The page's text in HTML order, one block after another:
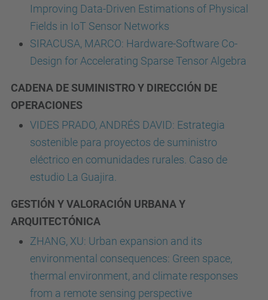
Improving Data-Driven Estimations of Physical
Fields in IoT Sensor Networks
SIRACUSA, MARCO: Hardware-Software Co-
Design for Accelerating Sparse Tensor Algebra
CADENA DE SUMINISTRO Y DIRECCIÓN DE
OPERACIONES
VIDES PRADO, ANDRÉS DAVID: Estrategia
sostenible para proyectos de suministro
eléctrico en comunidades rurales. Caso de
estudio La Guajira.
GESTIÓN Y VALORACIÓN URBANA Y
ARQUITECTÓNICA
ZHANG, XU: Urban expansion and its
environmental consequences: Green space,
thermal environment, and climate responses
from a remote sensing perspective